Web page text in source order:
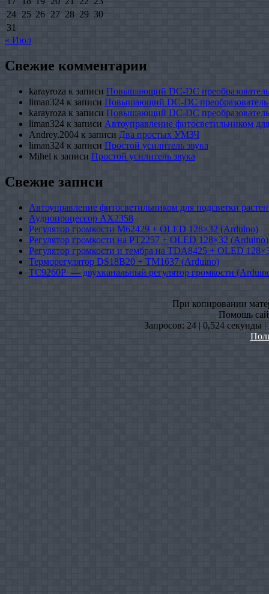
24 25 26 27 28 29 30
31
« Июл
Свежие комментарии
karayroza к записи Повышающий DC-DC
liman324 к записи Повышающий DC-DC
karayroza к записи Повышающий DC-DC
liman324 к записи Автоуправление фитосветильником
Andrey.2004 к записи Два простых УМЗЧ
liman324 к записи Простой усилитель звука
Mihel к записи Простой усилитель звука
Свежие записи
Автоуправление фитосветильником для подсветки
Аудиопроцессор AX2358
Регулятор громкости M62429 + OLED 128×32 (Arduino)
Регулятор громкости на PT2257 + OLED 128×32 (Arduino)
Регулятор громкости и тембра на TDA8425 + OLED
Терморегулятор DS18B20 + TM1637 (Arduino)
TC9260P — двухканальный регулятор громкости
При копировании
Помошь
Запросов: 24 | 0,524 секунды